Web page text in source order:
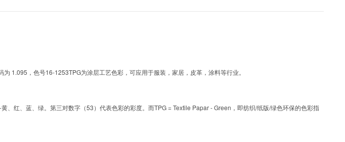
1.095，色号16-1253TPG为涂层工艺色彩，可应用于服装，家居，皮革，涂料等行业。
红、蓝、绿。第三对数字（53）代表色彩的彩度。而TPG = Textile Papar - Green，即纺织/纸版/绿色环保的色彩指